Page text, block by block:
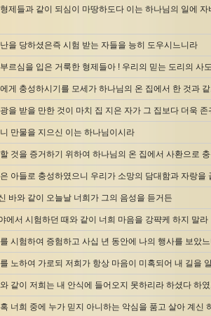
제들과 같이 되심이 마땅하도다 이는 하나님의 일에
을 당하셨은즉 시험 받는 자들을 능히 도우시느니라
르심을 입은 거룩한 형제들아 ! 우리의 믿는 도리의 사
게 충성하시기를 모세가 하나님의 온 집에서 한 것과 같
을 받을 만한 것이 마치 집 지은 자가 그 집보다 더욱
만물을 지으신 이는 하나님이시라
것을 증거하기 위하여 하나님의 온 집에서 사환으로
아들로 충성하였으니 우리가 소망의 담대함과 자랑을
바와 같이 오늘날 너희가 그의 음성을 듣거든
에서 시험하던 때와 같이 너희 마음을 강퍅케 하지 말라
시험하여 증험하고 사십 년 동안에 나의 행사를 보았
노하여 가로되 저희가 항상 마음이 미혹되어 내 길을
같이 저희는 내 안식에 들어오지 못하리라 하셨다 하였
너희 중에 누가 믿지 아니하는 악심을 품고 살아 계신